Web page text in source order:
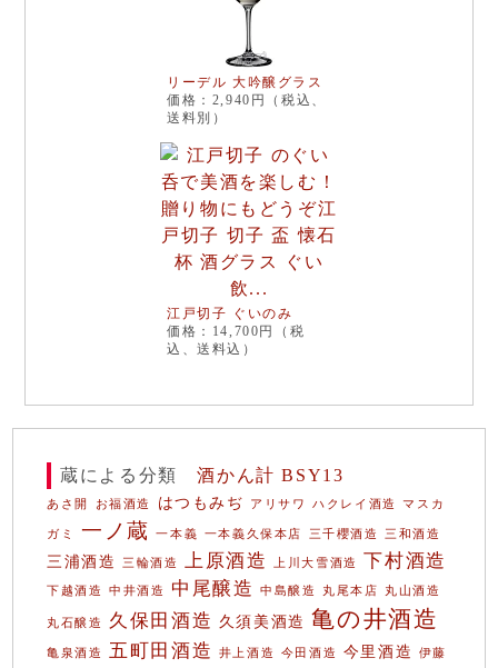
リーデル 大吟醸グラス
価格：2,940円（税込、
送料別）
江戸切子 ぐいのみ
価格：14,700円（税
込、送料込）
蔵による分類酒かん計 BSY13
あさ開 お福酒造 はつもみぢ アリサワ ハクレイ酒造 マスカ
ガミ 一ノ蔵 一本義 一本義久保本店 三千櫻酒造 三和酒造
三浦酒造 三輪酒造 上原酒造 上川大雪酒造 下村酒造
下越酒造 中井酒造 中尾醸造 中島醸造 丸尾本店 丸山酒造
丸石醸造 久保田酒造 久須美酒造 亀の井酒造
亀泉酒造 五町田酒造 井上酒造 今田酒造 今里酒造 伊藤